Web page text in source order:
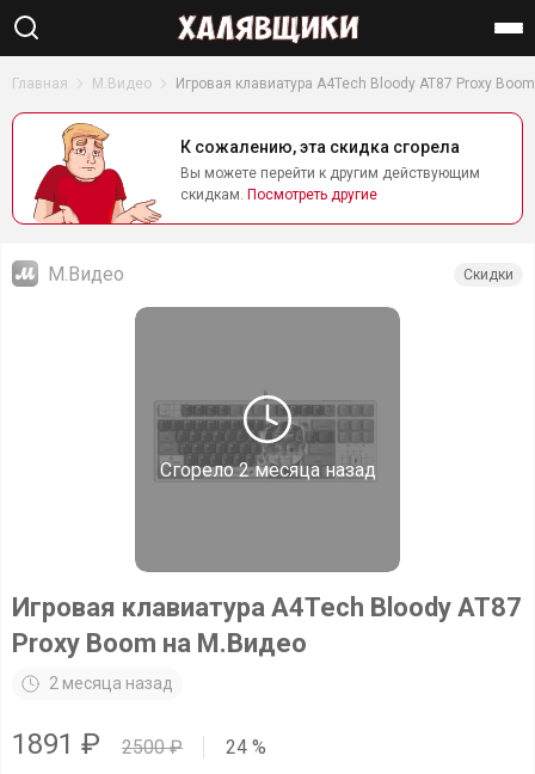
Найти
Главная М.Видео Игровая клавиатура A4Tech Bloody AT87 Proxy Boom
К сожалению, эта скидка сгорела
Вы можете перейти к другим действующим
скидкам. Посмотреть другие
Сгорело2 месяца назад
М.Видео Скидки
Игровая клавиатура A4Tech Bloody AT87
Proxy Boom на М.Видео
2 месяца назад
1891 ₽ 2500₽ 24 %